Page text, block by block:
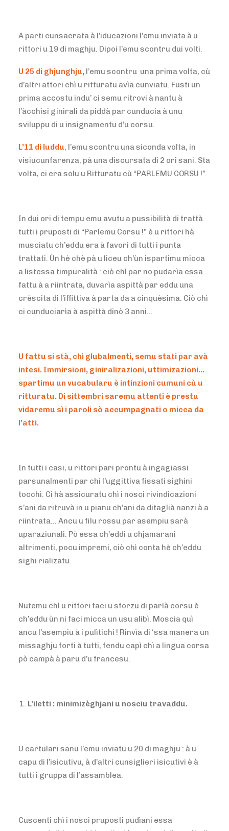
A parti cunsacrata à l’iducazioni l’emu inviata à u
rittori u 19 di maghju. Dipoi l’emu scontru dui volti.
U 25 di ghjunghju, l’emu scontru una prima volta, cù
d’altri attori chì u ritturatu avìa cunviatu. Fusti un
prima accostu indu’ ci semu ritrovi à nantu à
l’àcchisi ginirali da piddà par cunducia à unu
sviluppu di u insignamentu d’u corsu.
L’11 di luddu, l’emu scontru una siconda volta, in
visiucunfarenza, pà una discursata di 2 ori sani. Sta
volta, ci era solu u Ritturatu cù “PARLEMU CORSU !”.
In dui ori di tempu emu avutu a pussibilità di trattà
tutti i pruposti di “Parlemu Corsu !” è u rittori hà
musciatu ch’eddu era à favori di tutti i punta
trattati. Ùn hè chè pà u liceu ch’ùn ispartimu micca
a listessa timpuralità : ciò chì par no pudarìa essa
fattu à a riintrata, duvarìa aspittà par eddu una
crèscita di l’iffittiva à parta da a cinquèsima. Ciò chì
ci cunduciarìa à aspittà dinò 3 anni…
U fattu si stà, chì glubalmenti, semu stati par avà
intesi. Immirsioni, giniralizazioni, uttimizazioni…
spartimu un vucabularu è intinzioni cumuni cù u
ritturatu. Di sittembri saremu attenti è prestu
vidaremu sì i paroli sò accumpagnati o micca da
l’atti.
In tutti i casi, u rittori pari prontu à ingagiassi
parsunalmenti par chì l’uggittiva fissati sìghini
tocchi. Ci hà assicuratu chì i nosci rivindicazioni
s’ani da ritruvà in u pianu ch’ani da ditaglià nanzi à a
riintrata… Ancu u filu rossu par asempiu sarà
uparaziunali. Pò essa ch’eddi u chjamarani
altrimenti, pocu impremi, ciò chì conta hè ch’eddu
sighi rializatu.
Nutemu chì u rittori faci u sforzu di parlà corsu è
ch’eddu ùn ni faci micca un usu alibì. Moscia quì
ancu l’asempiu à i pulìtichi ! Rinvìa di ‘ssa manera un
missaghju forti à tutti, fendu capì chì a lingua corsa
pò campà à paru d’u francesu.
L’iletti : minimizèghjani u nosciu travaddu.
U cartulari sanu l’emu inviatu u 20 di maghju : à u
capu di l’isicutivu, à d’altri cunsiglieri isicutivi è à
tutti i gruppa di l’assamblea.
Cuscenti chì i nosci pruposti pudìani essa